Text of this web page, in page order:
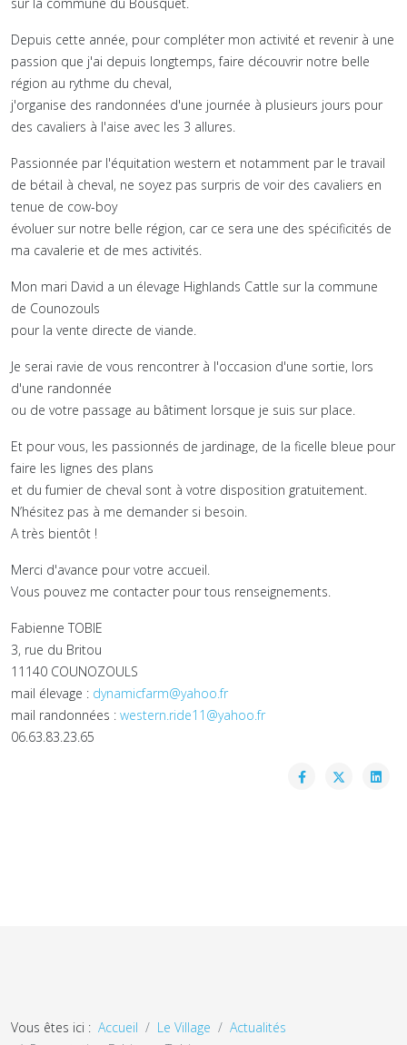
Depuis cette année, pour compléter mon activité et revenir à une
passion que j'ai depuis longtemps, faire découvrir notre belle
région au rythme du cheval,
j'organise des randonnées d'une journée à plusieurs jours pour
des cavaliers à l'aise avec les 3 allures.
Passionnée par l'équitation western et notamment par le travail
de bétail à cheval, ne soyez pas surpris de voir des cavaliers en
tenue de cow-boy
évoluer sur notre belle région, car ce sera une des spécificités de
ma cavalerie et de mes activités.
Mon mari David a un élevage Highlands Cattle sur la commune
de Counozouls
pour la vente directe de viande.
Je serai ravie de vous rencontrer à l'occasion d'une sortie, lors
d'une randonnée
ou de votre passage au bâtiment lorsque je suis sur place.
Et pour vous, les passionnés de jardinage, de la ficelle bleue pour
faire les lignes des plans
et du fumier de cheval sont à votre disposition gratuitement.
N’hésitez pas à me demander si besoin.
A très bientôt !
Merci d'avance pour votre accueil.
Vous pouvez me contacter pour tous renseignements.
Fabienne TOBIE
3, rue du Britou
11140 COUNOZOULS
mail élevage : dynamicfarm@yahoo.fr
mail randonnées : western.ride11@yahoo.fr
06.63.83.23.65
Vous êtes ici : Accueil Le Village
Actualités